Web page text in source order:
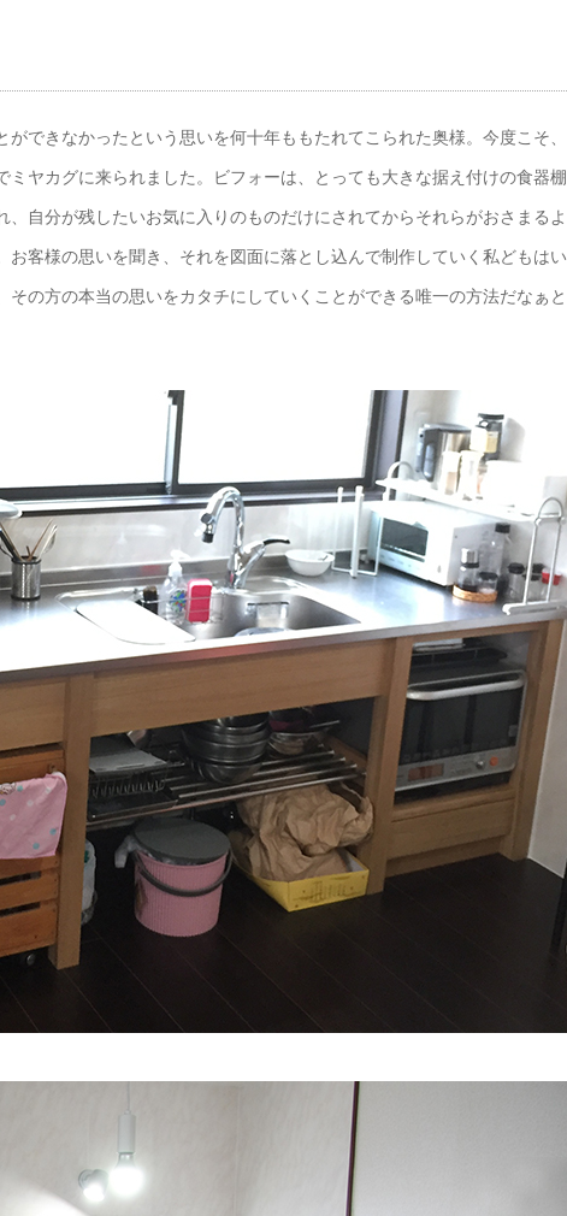
できなかったという思いを何十年ももたれてこられた奥様。今度こそ、
ヤカグに来られました。ビフォーは、とっても大きな据え付けの食器棚
自分が残したいお気に入りのものだけにされてからそれらがおさまるよ
客様の思いを聞き、それを図面に落とし込んで制作していく私どもはい
の方の本当の思いをカタチにしていくことができる唯一の方法だなぁと